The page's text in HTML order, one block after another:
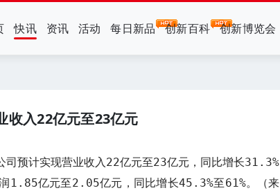
快讯 资讯 活动 每日新品 创新百科 创新博览会
收入22亿元至23亿元
司预计实现营业收入22亿元至23亿元，同比增长31.3%
1.85亿元至2.05亿元，同比增长45.3%至61%。（来